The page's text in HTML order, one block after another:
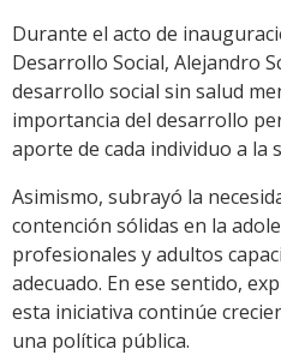
Durante el acto de
Desarrollo Social, Alejandro
desarrollo social sin salud
importancia del desarrollo
aporte de cada individuo a la
Asimismo, subrayó la
contención sólidas en la
profesionales y adultos
adecuado. En ese sentido,
esta iniciativa continúe
una política pública.